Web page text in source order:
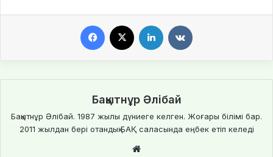
Facebook LinkedIn
Бақытнұр Әлібай
Бақытнұр Әлібай. 1987 жылы дүниеге келген. Жоғары білімі бар.
2011 жылдан бері отандық БАҚ саласында еңбек етіп келеді